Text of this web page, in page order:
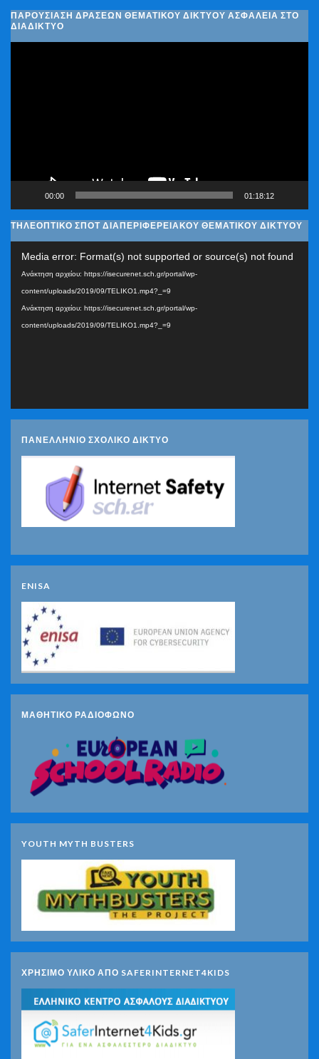
ΠΑΡΟΥΣΊΑΣΗ ΔΡΆΣΕΩΝ ΘΕΜΑΤΙΚΟΎ ΔΙΚΤΎΟΥ ΑΣΦΆΛΕΙΑ ΣΤΟ
ΔΙΑΔΊΚΤΥΟ
00:00 01:18:12
ΤΗΛΕΟΠΤΙΚΟ ΣΠΟΤ ΔΙΑΠΕΡΙΦΕΡΕΙΑΚΟΥ ΘΕΜΑΤΙΚΟΥ ΔΙΚΤΥΟΥ
Media error: Format(s) not supported or source(s) not found
Ανάκτηση αρχείου: https://isecurenet.sch.gr/portal/wp-
content/uploads/2019/09/TELIKO1.mp4?_=9
Ανάκτηση αρχείου: https://isecurenet.sch.gr/portal/wp-
content/uploads/2019/09/TELIKO1.mp4?_=9
ΠΑΝΕΛΛΗΝΙΟ ΣΧΟΛΙΚΟ ΔΙΚΤΥΟ
ENISA
ΜΑΘΗΤΙΚΟ ΡΑΔΙΟΦΩΝΟ
YOUTH MYTH BUSTERS
ΧΡΗΣΙΜΟ ΥΛΙΚΟ ΑΠΟ SAFERINTERNET4KIDS